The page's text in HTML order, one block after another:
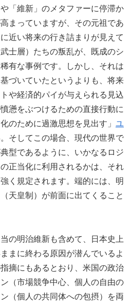
「維新」のメタファーに停滞か
まっていますが、その元祖であ
近い将来の行き詰まりが見えて
士層）たちの叛乱が、既成のシ
有な事例です。しかし、それは
づいていたというよりも、将来
や経済的パイが与えられる見込
懣をぶつけるための直接行動に
のために過激思想を見出す」 ユ
そしてこの場合、現代の世界で
型であるように、いかなるロジ
正当化に利用されるかは、それ
く規定されます。端的には、明
天皇制）が前面に出てくること
の明治維新も含めて、日本史上
まに終わる原因が潜んでいるよ
摘にもあるとおり、米国の政治
（市場競争中心、個人の自由の
（個人の共同体への包摂）を両